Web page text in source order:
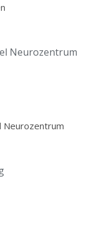
Neurozentrum